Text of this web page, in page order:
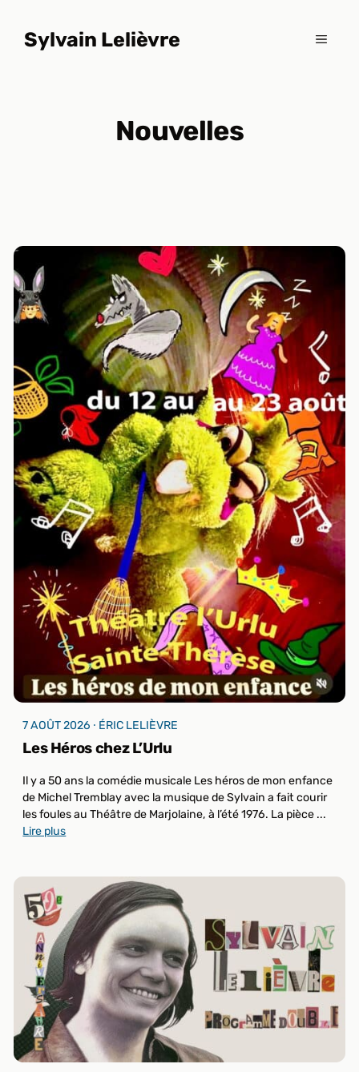
contenuSylvain Lelièvre MENU
Nouvelles
Les Héros chez L’Urlu
7 AOÛT 2026 ⸱ ÉRIC LELIÈVRE
Il y a 50 ans la comédie musicale Les héros de mon enfance
de Michel Tremblay avec la musique de Sylvain a fait courir
les foules au Théâtre de Marjolaine, à l’été 1976. La pièce ...
Lire plus